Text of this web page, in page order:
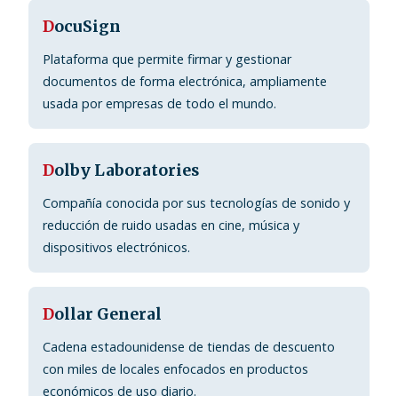
DocuSign
Plataforma que permite firmar y gestionar
documentos de forma electrónica, ampliamente
usada por empresas de todo el mundo.
Dolby Laboratories
Compañía conocida por sus tecnologías de sonido y
reducción de ruido usadas en cine, música y
dispositivos electrónicos.
Dollar General
Cadena estadounidense de tiendas de descuento
con miles de locales enfocados en productos
económicos de uso diario.